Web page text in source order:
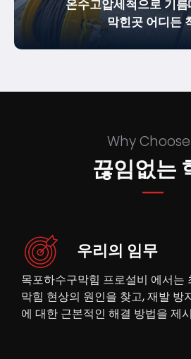
온수고압세척으로 기
막힌곳 어디든
Why
끊임없는
우리의 임무
목포하수구막힘 프로설비 에서는
막힘 현상의 원인을 찾고, 재발 방
에 대한 근본적인 해결 방법을 제